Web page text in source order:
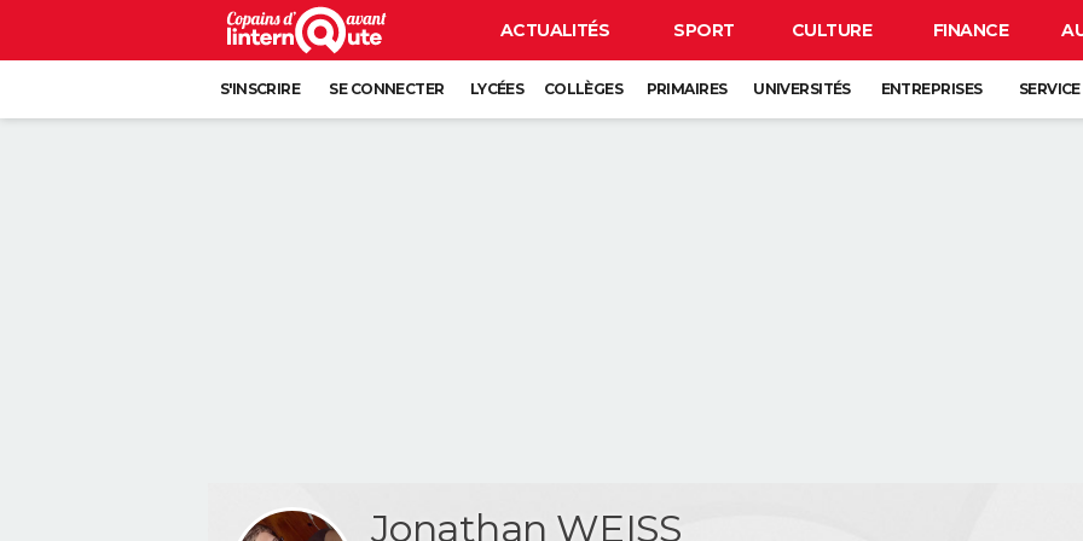
ACTUALITÉS SPORT CULTURE FINANCE
S'INSCRIRE SE CONNECTER LYCÉES COLLÈGES PRIMAIRES UNIVERSITÉS ENTREPRISES
Jonathan WEISS